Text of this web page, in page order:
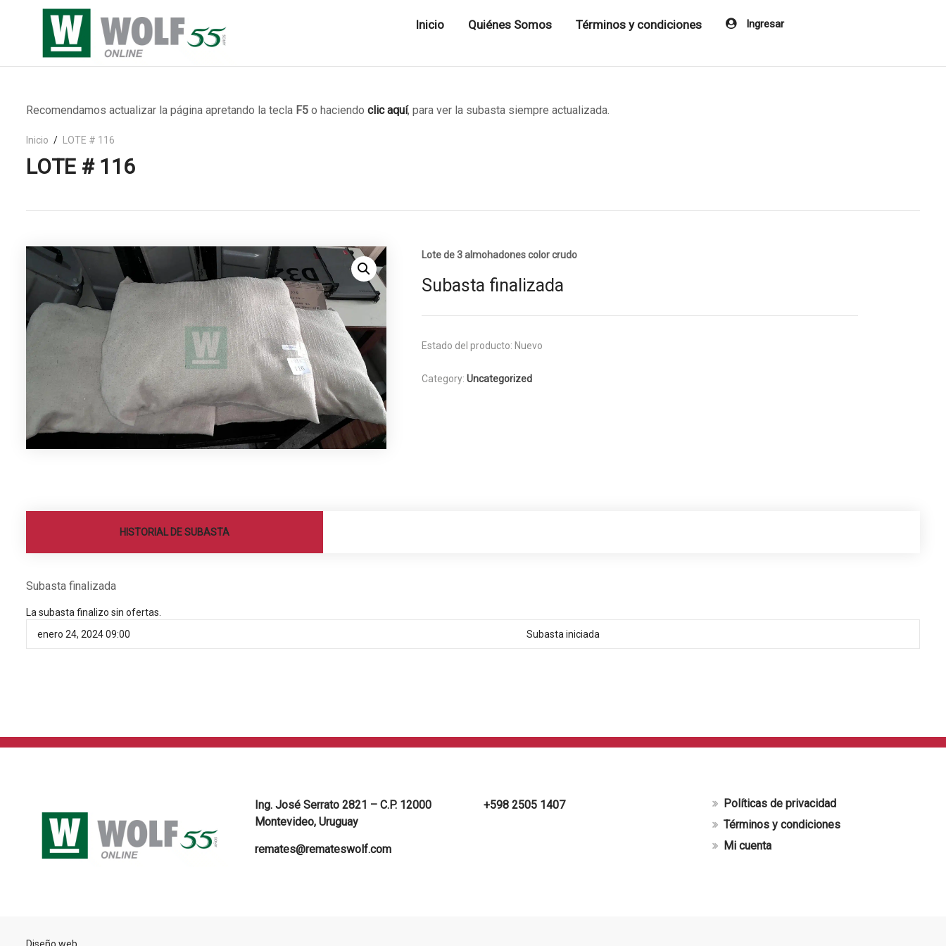
Inicio Quiénes Somos Términos y condiciones Ingresar
Recomendamos actualizar la página apretando la tecla F5 o haciendo clic aquí, para ver la subasta siempre actualizada.
Inicio LOTE # 116
LOTE # 116
Lote de 3 almohadones color crudo
Subasta finalizada
Estado del producto: Nuevo
Category: Uncategorized
HISTORIAL DE SUBASTA
Subasta finalizada
La subasta finalizo sin ofertas.
enero 24, 2024 09:00
Subasta iniciada
Ing. José Serrato 2821 – C.P. 12000
Montevideo, Uruguay
remates@remateswolf.com
+598 2505 1407
Políticas de privacidad
Términos y condiciones
Mi cuenta
Diseño web